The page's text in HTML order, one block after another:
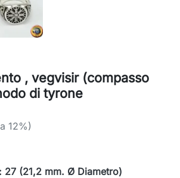
, vegvisir (compasso
di tyrone
12%)
27 (21,2 mm. Ø Diametro)